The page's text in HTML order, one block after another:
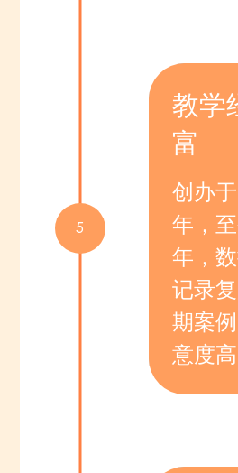
教学
富
创办
年，
年，
记录
期案
意度高
5